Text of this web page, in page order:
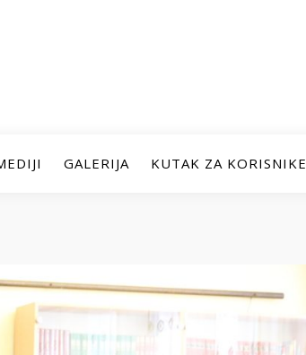
GALERIJA KUTAK ZA KORISNIKE